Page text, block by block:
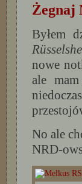
Żegnaj
Byłem
nowe
ale
No ale
NRD-